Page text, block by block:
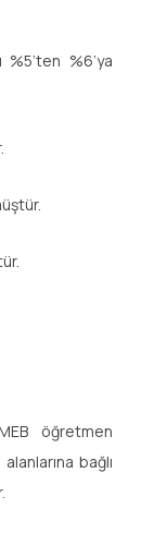
%6’ya
öğretmen
bağlı